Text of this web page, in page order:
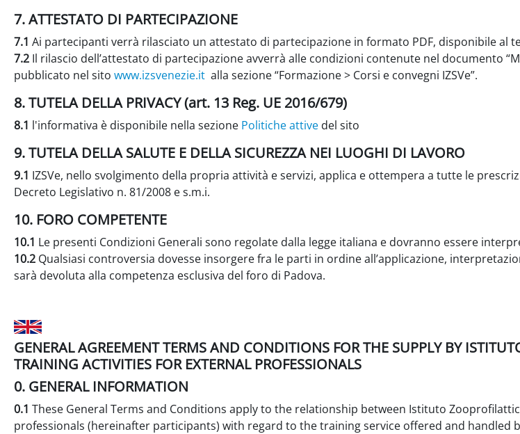
7. ATTESTATO DI PARTECIPAZIONE
7.1 Ai partecipanti verrà rilasciato un attestato di partecipazione in formato PDF, disponibile al
7.2 Il rilascio dell’attestato di partecipazione avverrà alle condizioni contenute nel documento
pubblicato nel sito www.izsvenezie.it alla sezione “Formazione > Corsi e convegni IZSVe”.
8. TUTELA DELLA PRIVACY (art. 13 Reg. UE 2016/679)
8.1 l'informativa è disponibile nella sezione Politiche attive del sito
9. TUTELA DELLA SALUTE E DELLA SICUREZZA NEI LUOGHI DI LAVORO
9.1 IZSVe, nello svolgimento della propria attività e servizi, applica e ottempera a tutte le
Decreto Legislativo n. 81/2008 e s.m.i.
10. FORO COMPETENTE
10.1 Le presenti Condizioni Generali sono regolate dalla legge italiana e dovranno essere
10.2 Qualsiasi controversia dovesse insorgere fra le parti in ordine all’applicazione,
sarà devoluta alla competenza esclusiva del foro di Padova.
GENERAL AGREEMENT TERMS AND CONDITIONS FOR THE SUPPLY BY
TRAINING ACTIVITIES FOR EXTERNAL PROFESSIONALS
0. GENERAL INFORMATION
0.1 These General Terms and Conditions apply to the relationship between Istituto
professionals (hereinafter participants) with regard to the training service offered and